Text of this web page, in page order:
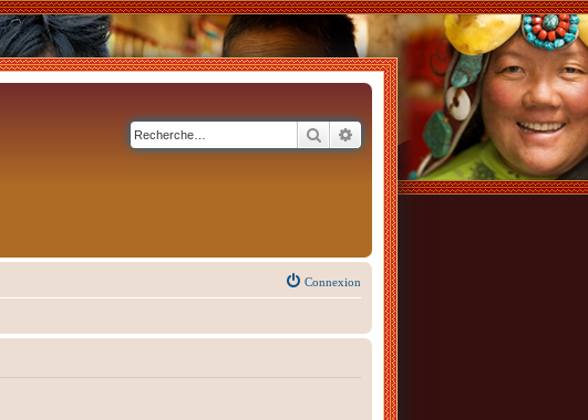
RechercherRecherche avancée
Connexion